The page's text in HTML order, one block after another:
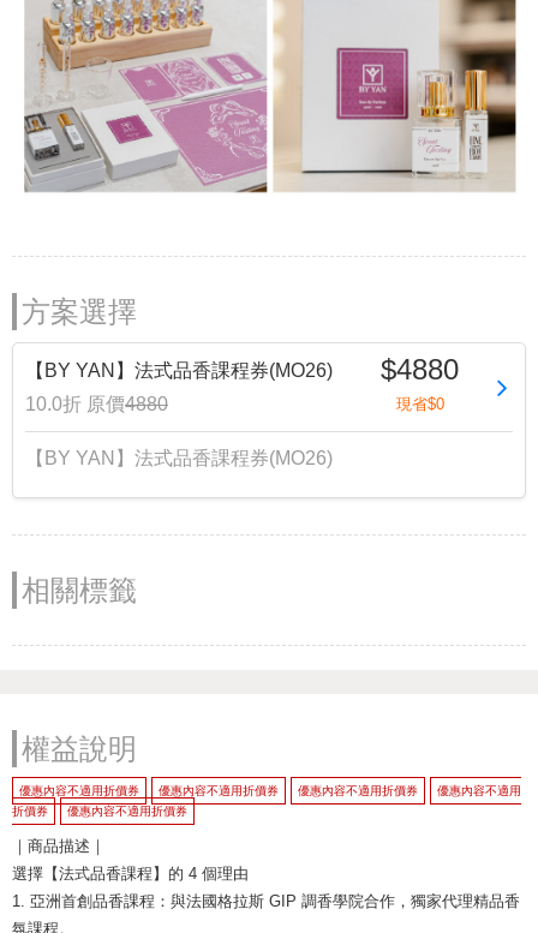
方案選擇
【BY YAN】法式品香課程券(MO26)
10.0折 原價4880
$4880
現省$0
【BY YAN】法式品香課程券(MO26)
相關標籤
權益說明
優惠內容不適用折價券 優惠內容不適用折價券 優惠內容不適用折價券
優惠內容不適用
折價券
優惠內容不適用折價券
｜商品描述｜
選擇【法式品香課程】的 4 個理由
1. 亞洲首創品香課程：與法國格拉斯 GIP 調香學院合作，獨家代理精品香
氛課程。